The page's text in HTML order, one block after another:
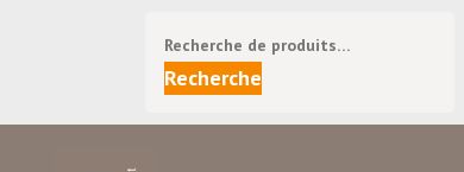
Recherche